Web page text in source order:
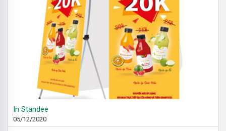
In Standee
05/12/2020